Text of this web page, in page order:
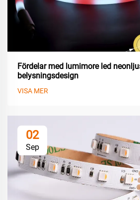
Fördelar med lumimore led
belysningsdesign
VISA MER
02
Sep